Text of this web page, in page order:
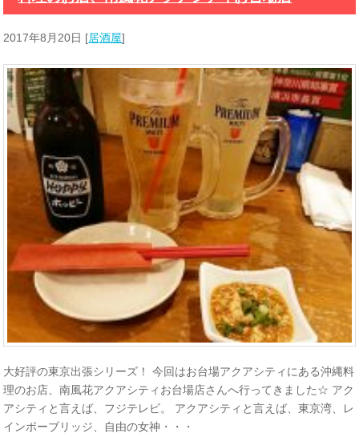
2017年8月20日 [居酒屋]
大好評の東京出張シリーズ！ 今回はお台場アクアシティにある沖縄料
理のお店、南風花アクアシティお台場店さんへ行ってきました☆ アク
アシティと言えば、フジテレビ。 アクアシティと言えば、東京湾、レ
インボーブリッジ、自由の女神・・・